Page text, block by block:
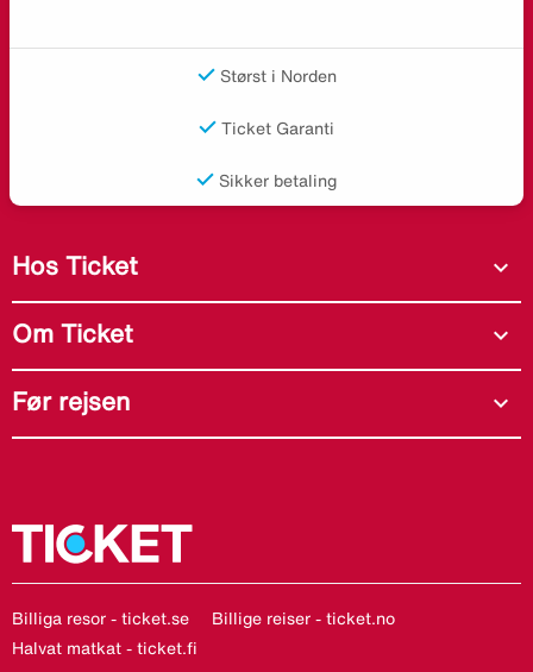
Størst i Norden
Ticket Garanti
Sikker betaling
Hos Ticket expand_more
Om Ticket expand_more
Før rejsen expand_more
Billiga resor - ticket.se
Billige reiser - ticket.no
Halvat matkat - ticket.fi